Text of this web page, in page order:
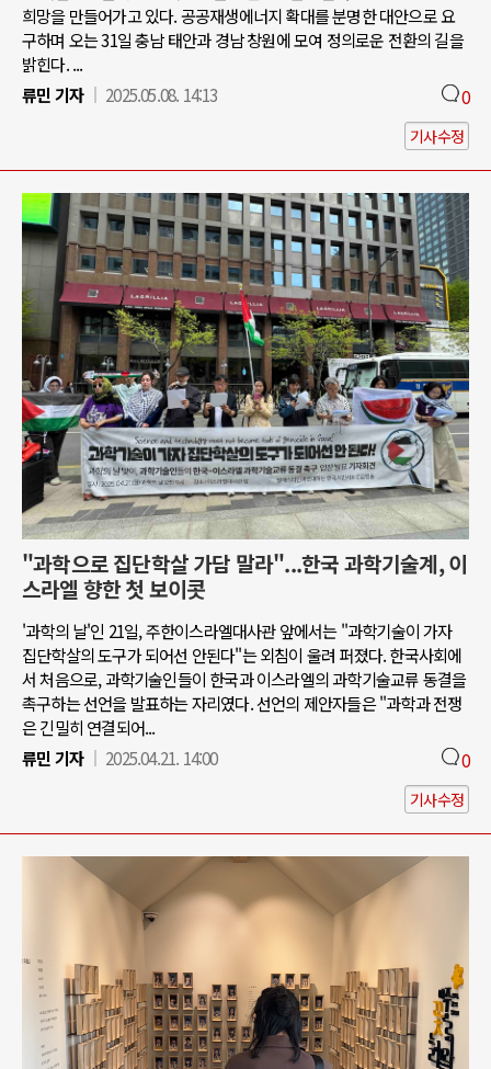
희망을 만들어가고 있다. 공공재생에너지 확대를 분명한 대안으로 요
구하며 오는 31일 충남 태안과 경남 창원에 모여 정의로운 전환의 길을
밝힌다. ...
류민 기자
2025.05.08. 14:13 0
기사수정
"과학으로 집단학살 가담 말라"...한국 과학기술계, 이
스라엘 향한 첫 보이콧
'과학의 날'인 21일, 주한이스라엘대사관 앞에서는 "과학기술이 가자
집단학살의 도구가 되어선 안된다"는 외침이 울려 퍼졌다. 한국사회에
서 처음으로, 과학기술인들이 한국과 이스라엘의 과학기술교류 동결을
촉구하는 선언을 발표하는 자리였다. 선언의 제안자들은 "과학과 전쟁
은 긴밀히 연결되어...
류민 기자
2025.04.21. 14:00 0
기사수정